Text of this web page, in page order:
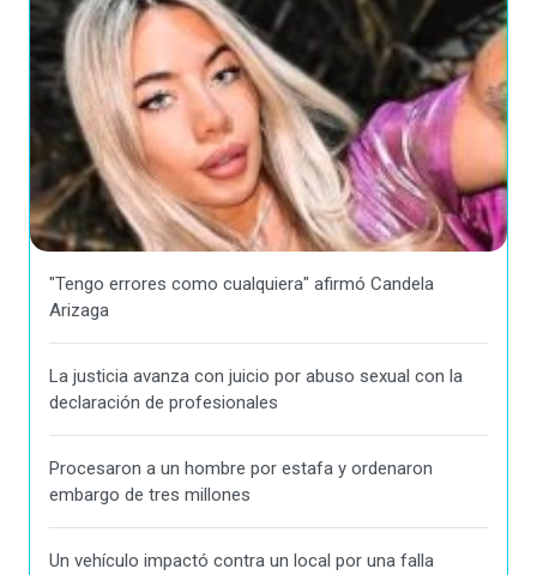
"Tengo errores como cualquiera" afirmó Candela
Arizaga
La justicia avanza con juicio por abuso sexual con la
declaración de profesionales
Procesaron a un hombre por estafa y ordenaron
embargo de tres millones
Un vehículo impactó contra un local por una falla